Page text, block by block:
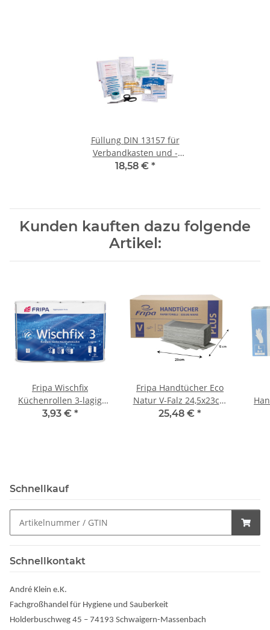
Füllung DIN 13157 für
Verbandkasten und -
schrank / Erste Hilfe Koffer
18,58 € *
Kunden kauften dazu folgende
Artikel:
Fripa Wischfix
Küchenrollen 3-lagig
4x51 Blatt Zellstoff
3,93 € *
Fripa Handtücher Eco
Natur V-Falz 24,5x23cm
1agig 5000 Stück/Karton
25,48 € *
Schnellkauf
Schnellkontakt
André Klein e.K.
Fachgroßhandel für Hygiene und Sauberkeit
Holderbuschweg 45 – 74193 Schwaigern-Massenbach